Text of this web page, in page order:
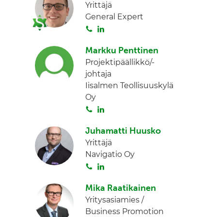
Yrittäjä
General Expert
S
i
t
a
n
k
e
d
Markku Penttinen
Projektipäällikkö/-
johtaja
Iisalmen Teollisuuskylä
Oy
S
i
t
a
n
k
e
n
Juhamatti Huusko
Yrittäjä
Navigatio Oy
S
i
t
a
n
k
e
Mika Raatikainen
Yritysasiamies /
Business Promotion